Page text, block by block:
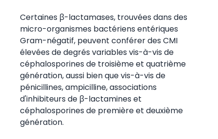
Certaines β-lactamases, trouvées dans des
micro-organismes bactériens entériques
Gram-négatif, peuvent conférer des CMI
élevées de degrés variables vis-à-vis de
céphalosporines de troisième et quatrième
génération, aussi bien que vis-à-vis de
pénicillines, ampicilline, associations
d'inhibiteurs de β-lactamines et
céphalosporines de première et deuxième
génération.